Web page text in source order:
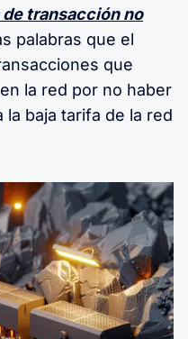
de transacción no
palabras que el
que
la red por no haber
baja tarifa de la red